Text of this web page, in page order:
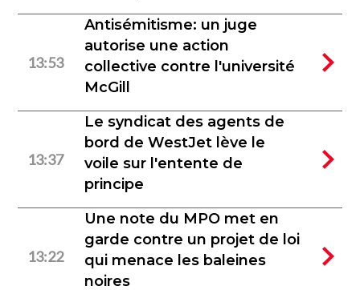
13:53
Antisémitisme: un juge
autorise une action
collective contre l'université
McGill
13:37
Le syndicat des agents de
bord de WestJet lève le
voile sur l'entente de
principe
13:22
Une note du MPO met en
garde contre un projet de loi
qui menace les baleines
noires